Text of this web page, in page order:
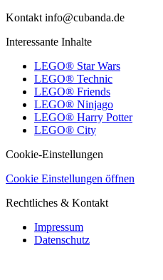
Kontakt info@cubanda.de
Interessante Inhalte
LEGO® Star Wars
LEGO® Technic
LEGO® Friends
LEGO® Ninjago
LEGO® Harry Potter
LEGO® City
Cookie-Einstellungen
Cookie Einstellungen öffnen
Rechtliches & Kontakt
Impressum
Datenschutz